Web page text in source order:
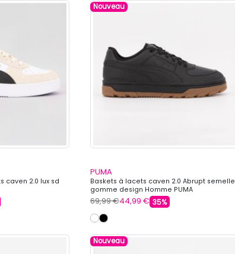
caven 2.0 lux sd
Nouveau
PUMA
Baskets à lacets caven 2.0 Abrupt semelle
gomme design Homme PUMA
69,99 €44,99 € 35%
Nouveau